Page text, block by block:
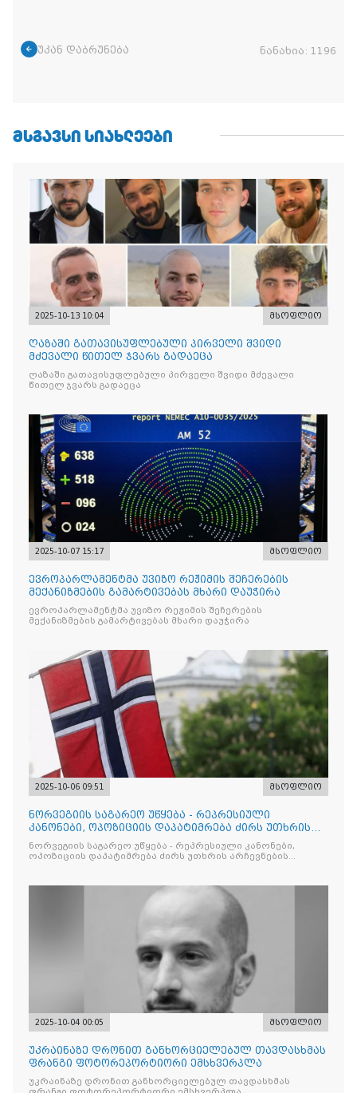
უკან დაბრუნება ნანახია: 1196
ᲛᲡᲒᲐᲕᲡᲘ ᲡᲘᲐᲮᲚᲔᲔᲑᲘ
2025-10-13 10:04 მსოფლიო
ღაზაში გათავისუფლებული პირველი შვიდი
მძევალი წითელ ჯვარს გადაეცა
ღაზაში გათავისუფლებული პირველი შვიდი მძევალი
წითელ ჯვარს გადაეცა
2025-10-07 15:17 მსოფლიო
ევროპარლამენტმა უვიზო რეჟიმის შეჩერების
მექანიზმების გამარტივებას მხარი დაუჭირა
ევროპარლამენტმა უვიზო რეჟიმის შეჩერების
მექანიზმების გამარტივებას მხარი დაუჭირა
2025-10-06 09:51 მსოფლიო
ნორვეგიის საგარეო უწყება - რეპრესიული
კანონები, ოპოზიციის დაპატიმრება ძირს უთხრის
არჩევნების ნდობას
ნორვეგიის საგარეო უწყება - რეპრესიული კანონები,
ოპოზიციის დაპატიმრება ძირს უთხრის არჩევნების
2025-10-04 00:05 მსოფლიო
უკრაინაზე დრონით განხორციელებულ თავდასხმას
ფრანგი ფოტორეპორტიორი ემსხვერპლა
უკრაინაზე დრონით განხორციელებულ თავდასხმას